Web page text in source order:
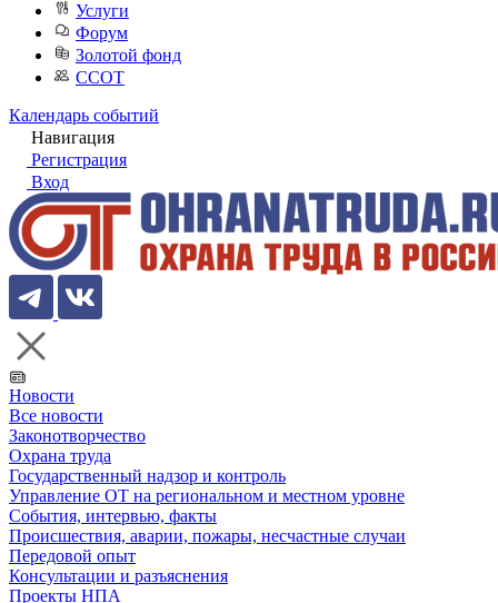
Услуги
Форум
Золотой фонд
ССОТ
Календарь событий
Навигация
Регистрация
Вход
Новости
Все новости
Законотворчество
Охрана труда
Государственный надзор и контроль
Управление ОТ на региональном и местном уровне
События, интервью, факты
Происшествия, аварии, пожары, несчастные случаи
Передовой опыт
Консультации и разъяснения
Проекты НПА